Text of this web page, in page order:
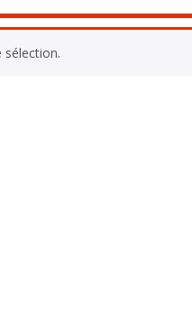
sélection.